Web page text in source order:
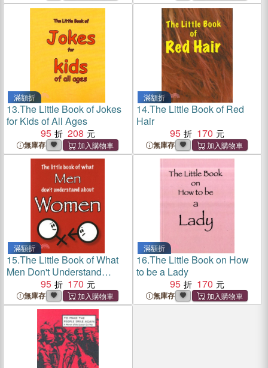
滿額折
13.The Little Book of Jokes
for Kids of All Ages
95
208
無庫存
滿額折
14.The Little Book of Red
Hair
95
170
無庫存
滿額折
15.The Little Book of What
Men Don't Understand
About Women
95 170
無庫存
滿額折
16.The Little Book on How
to be a Lady
95
170
無庫存